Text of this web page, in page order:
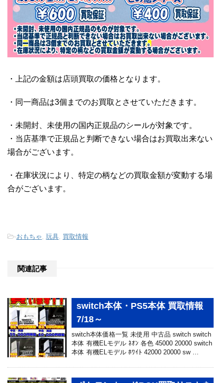
・上記の金額は店頭買取の価格となります。
・同一商品は3個までのお買取とさせていただきます。
・未開封、未使用の国内正規品のシールが対象です。
・当店基準で正規品と判断できない場合はお買取出来ない
場合がございます。
・在庫状況により、特定の柄などの買取金額が変動する場
合がございます。
-おもちゃ 玩具 買取情報
関連記事
switch本体・PS5本体 買取情報
7/18～
switch本体価格一覧 未使用 中古品 switch switch
本体 有機ELモデル ﾈｵﾝ 各色 45000 20000 switch
本体 有機ELモデル ﾎﾜｲﾄ 42000 20000 sw …